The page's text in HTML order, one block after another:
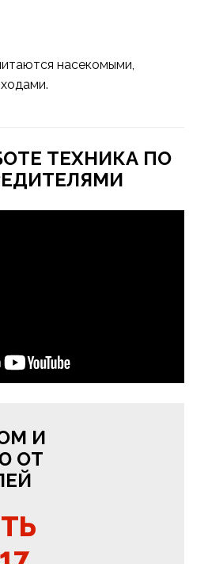
насекомыми,
ТЕХНИКА ПО
И
ОТ